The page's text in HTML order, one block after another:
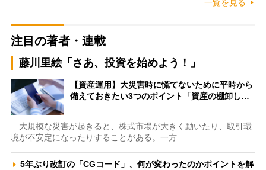
一覧を見る
注目の著者・連載
藤川里絵「さあ、投資を始めよう！」
【資産運用】大災害時に慌てないために平時から
備えておきたい3つのポイント「資産の棚卸し…
大規模な災害が起きると、株式市場が大きく動いたり、取引環
境が不安定になったりすることがある。一方…
5年ぶり改訂の「CGコード」、何が変わったのかポイントを解